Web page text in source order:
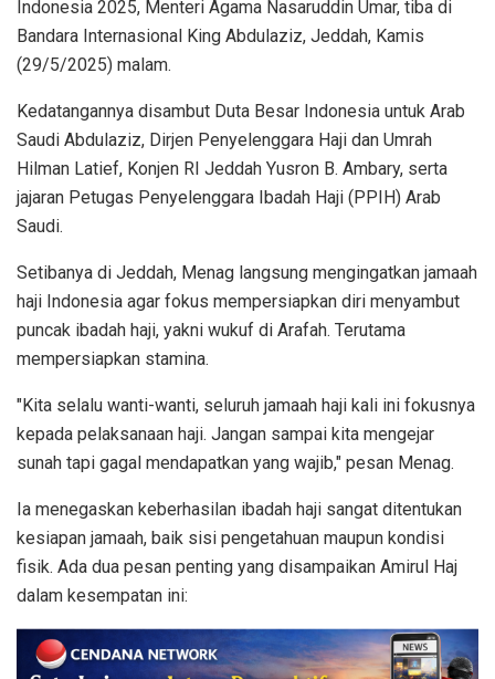
Indonesia 2025, Menteri Agama Nasaruddin Umar, tiba di
Bandara Internasional King Abdulaziz, Jeddah, Kamis
(29/5/2025) malam.
Kedatangannya disambut Duta Besar Indonesia untuk Arab
Saudi Abdulaziz, Dirjen Penyelenggara Haji dan Umrah
Hilman Latief, Konjen RI Jeddah Yusron B. Ambary, serta
jajaran Petugas Penyelenggara Ibadah Haji (PPIH) Arab
Saudi.
Setibanya di Jeddah, Menag langsung mengingatkan jamaah
haji Indonesia agar fokus mempersiapkan diri menyambut
puncak ibadah haji, yakni wukuf di Arafah. Terutama
mempersiapkan stamina.
"Kita selalu wanti-wanti, seluruh jamaah haji kali ini fokusnya
kepada pelaksanaan haji. Jangan sampai kita mengejar
sunah tapi gagal mendapatkan yang wajib," pesan Menag.
Ia menegaskan keberhasilan ibadah haji sangat ditentukan
kesiapan jamaah, baik sisi pengetahuan maupun kondisi
fisik. Ada dua pesan penting yang disampaikan Amirul Haj
dalam kesempatan ini: